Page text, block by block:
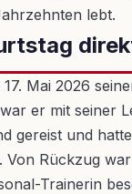
lebt.
Mai 2026
er mit seiner
gereist und
Rückzug
Trainerin